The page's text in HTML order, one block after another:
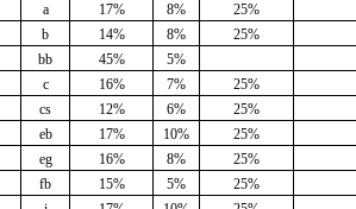
a 17% 8%
25%
b 14% 8%
25%
bb 45%
5%
c 16% 7%
25%
cs 12% 6%
25%
eb 17% 10%
25%
eg 16% 8%
25%
fb 15% 5%
25%